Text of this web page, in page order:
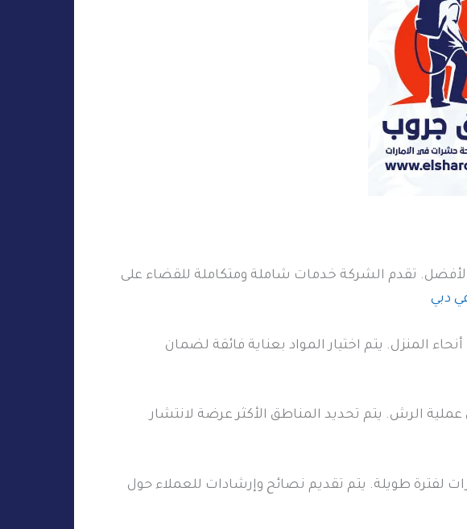
تقدم الشركة خدمات شاملة ومتكاملة للقضاء على
دبي
المنزل. يتم اختيار المواد بعناية فائقة لضمان
الرش. يتم تحديد المناطق الأكثر عرضة لانتشار
لفترة طويلة. يتم تقديم نصائح وإرشادات للعملاء حول